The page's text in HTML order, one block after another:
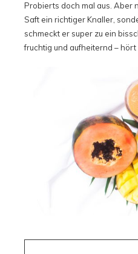
Probierts doch mal aus. Aber
Saft ein richtiger Knaller,
schmeckt er super zu ein
fruchtig und aufheiternd –